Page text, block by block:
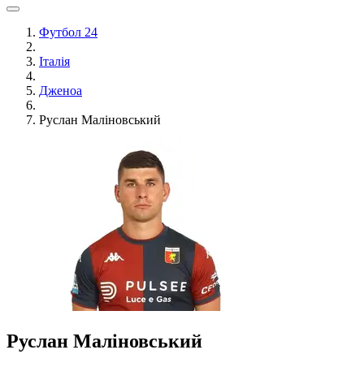
Футбол 24
Італія
Дженоа
Руслан Маліновський
Руслан Маліновський